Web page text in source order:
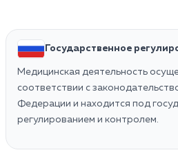
Государственное
Медицинская деятельность
соответствии с
Федерации и находится под
регулированием и контролем.